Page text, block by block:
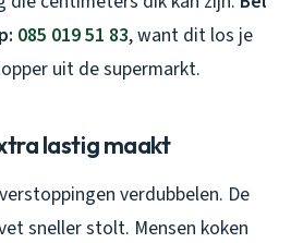
085 019 51 83, want dit los je
uit de supermarkt.
lastig maakt
verdubbelen. De
sneller stolt. Mensen koken